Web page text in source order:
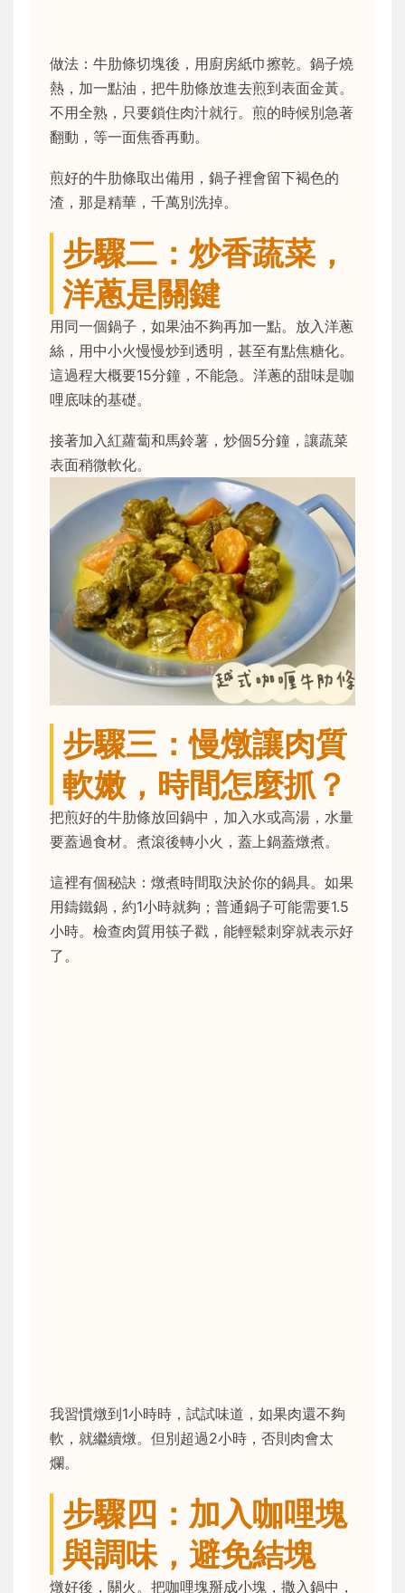
做法：牛肋條切塊後，用廚房紙巾擦乾。鍋子燒
熱，加一點油，把牛肋條放進去煎到表面金黃。
不用全熟，只要鎖住肉汁就行。煎的時候別急著
翻動，等一面焦香再動。
煎好的牛肋條取出備用，鍋子裡會留下褐色的
渣，那是精華，千萬別洗掉。
步驟二：炒香蔬菜，
洋蔥是關鍵
用同一個鍋子，如果油不夠再加一點。放入洋蔥
絲，用中小火慢慢炒到透明，甚至有點焦糖化。
這過程大概要15分鐘，不能急。洋蔥的甜味是咖
哩底味的基礎。
接著加入紅蘿蔔和馬鈴薯，炒個5分鐘，讓蔬菜
表面稍微軟化。
步驟三：慢燉讓肉質
軟嫩，時間怎麼抓？
把煎好的牛肋條放回鍋中，加入水或高湯，水量
要蓋過食材。煮滾後轉小火，蓋上鍋蓋燉煮。
這裡有個秘訣：燉煮時間取決於你的鍋具。如果
用鑄鐵鍋，約1小時就夠；普通鍋子可能需要1.5
小時。檢查肉質用筷子戳，能輕鬆刺穿就表示好
了。
我習慣燉到1小時時，試試味道，如果肉還不夠
軟，就繼續燉。但別超過2小時，否則肉會太
爛。
步驟四：加入咖哩塊
與調味，避免結塊
燉好後，關火。把咖哩塊掰成小塊，撒入鍋中，